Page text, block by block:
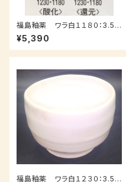
福島釉薬 ワラ白１１８０：3.5k
ｇ（送料込み：レターパックプラ
ス）
¥5,390
福島釉薬 ワラ白１２３０：3.5k